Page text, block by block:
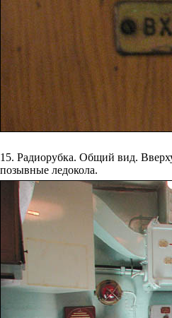
15. Радиорубка. Общий вид.
позывные ледокола.